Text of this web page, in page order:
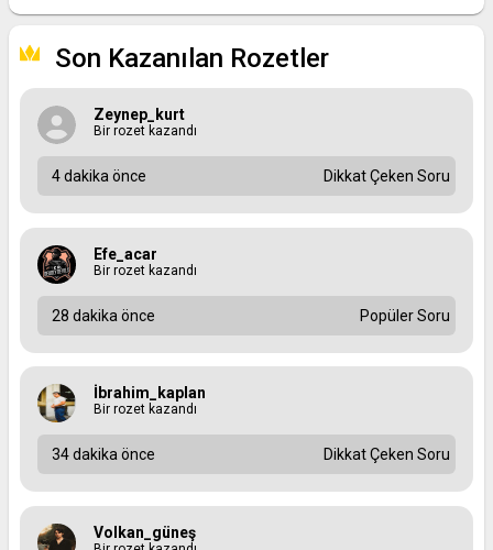
Son Kazanılan Rozetler
Zeynep_kurt
Bir rozet kazandı
4 dakika önce Dikkat Çeken Soru
Efe_acar
Bir rozet kazandı
28 dakika önce Popüler Soru
İbrahim_kaplan
Bir rozet kazandı
34 dakika önce Dikkat Çeken Soru
Volkan_güneş